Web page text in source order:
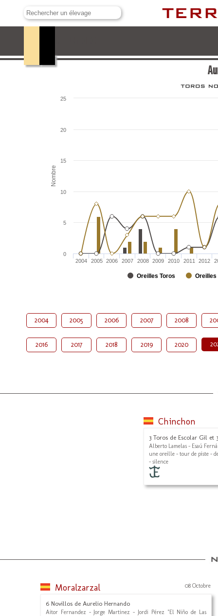
Nombre
Oreilles Toros Oreilles
2004 2005 2006 2007 2008 2009 2010 2011 2012
0
5
10
15
20
25
2004 2005 2006 2007 2008
2016 2017 2018 2019 2020
Chinchon
3 Toros de Escolar Gil et
Alberto Lamelas - Esaú
une oreille - tour de piste -
- silence
Moralzarzal 08 Octobre
6 Novillos de Aurelio Hernando
Aitor Fernandez - Jorge Martinez - Jordi Pérez "El Niño de Las